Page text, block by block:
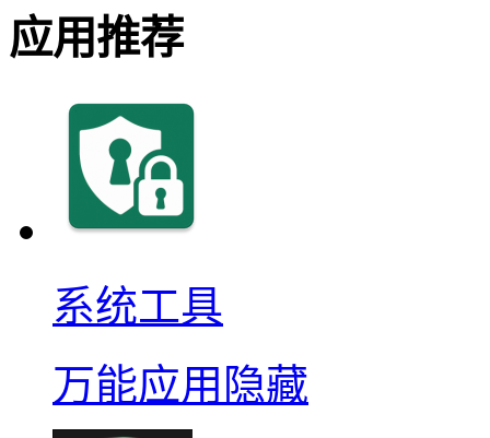
应用推荐
系统工具
万能应用隐藏